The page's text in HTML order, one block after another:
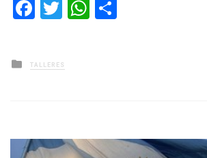
Facebook
TwitterWhatsApp
Posted
in
TALLERES